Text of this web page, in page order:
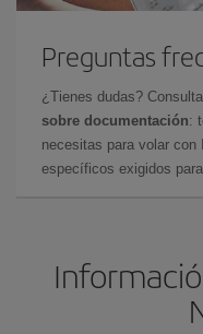
Preguntas
¿Tienes dudas?
sobre documentación:
necesitas para volar
específicos exigidos